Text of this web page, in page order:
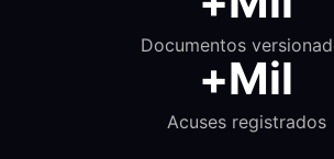
Documentos
+Mil
Acuses registrados